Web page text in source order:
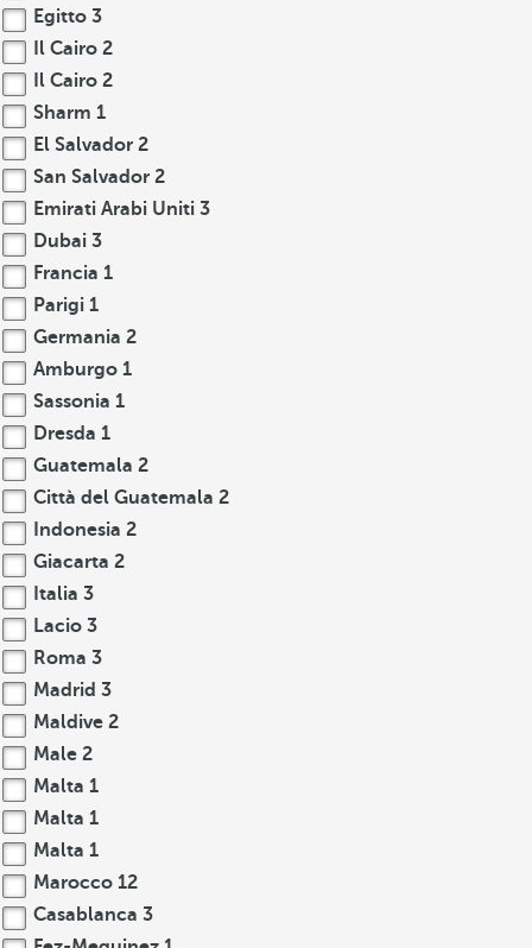
Egitto 3
Il Cairo 2
Il Cairo 2
Sharm 1
El Salvador 2
San Salvador 2
Emirati Arabi Uniti 3
Dubai 3
Francia 1
Parigi 1
Germania 2
Amburgo 1
Sassonia 1
Dresda 1
Guatemala 2
Città del Guatemala 2
Indonesia 2
Giacarta 2
Italia 3
Lacio 3
Roma 3
Madrid 3
Maldive 2
Male 2
Malta 1
Malta 1
Malta 1
Marocco 12
Casablanca 3